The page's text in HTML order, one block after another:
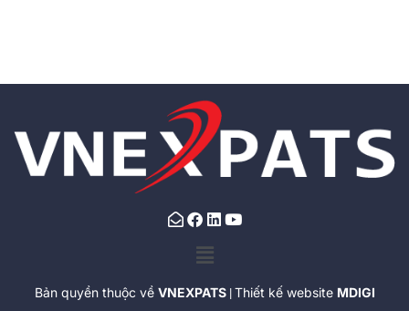
Bản quyền thuộc về VNEXPATS |Thiết kế website MDIGI